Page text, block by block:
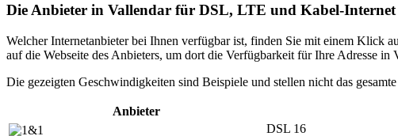
Die Anbieter in Vallendar für DSL, LTE und Kabel-Internet
Welcher Internetanbieter bei Ihnen verfügbar ist, finden Sie mit einem Klick
auf die Webseite des Anbieters, um dort die Verfügbarkeit für Ihre Adresse
Die gezeigten Geschwindigkeiten sind Beispiele und stellen nicht das
Anbieter
DSL 16